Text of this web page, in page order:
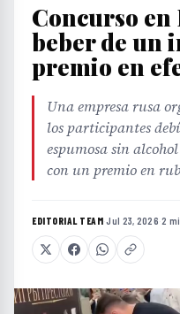
Concurso en
beber de un
premio en
Una empresa rusa
los participantes
espumosa sin
con un premio en
EDITORIAL TEAM·Jul 23, 2026·2